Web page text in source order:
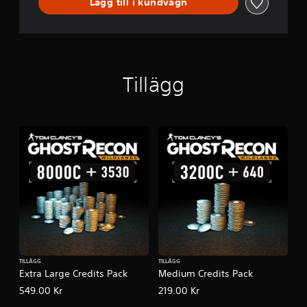
Tillägg
Extra Large Credits Pack
TILLÄGG
549.00 Kr
Medium Credits Pack
TILLÄGG
219.00 Kr